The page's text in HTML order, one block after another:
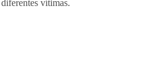
vítimas.